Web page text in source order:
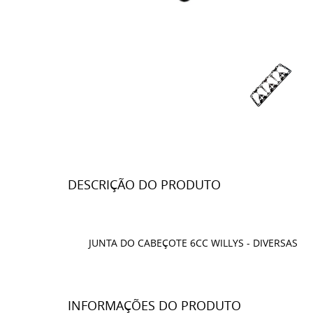
DESCRIÇÃO DO PRODUTO
JUNTA DO CABEÇOTE 6CC WILLYS - DIVERSAS
INFORMAÇÕES DO PRODUTO